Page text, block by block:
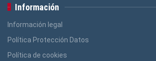
Información
Información legal
Política Protección Datos
Política de cookies